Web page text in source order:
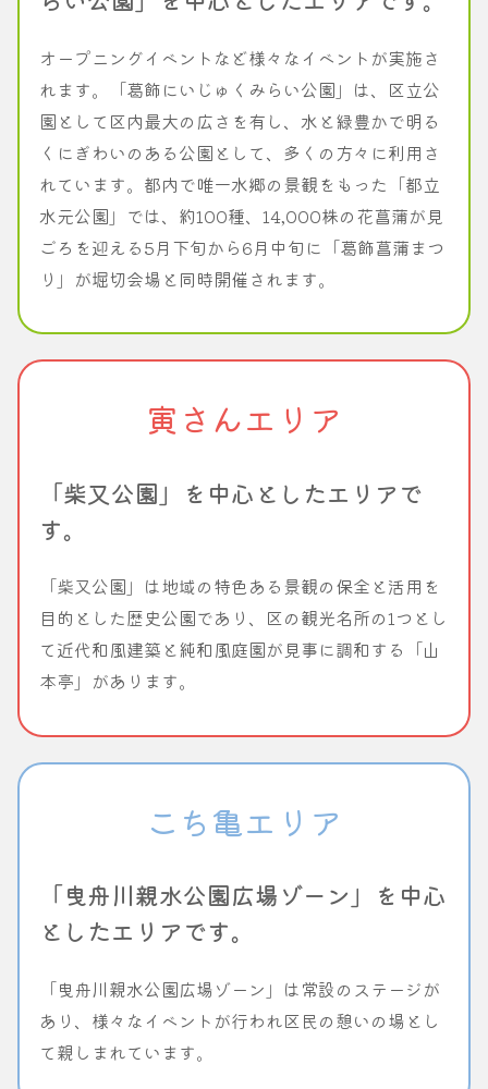
オープニングイベントなど様々なイベントが実施さ
れます。「葛飾にいじゅくみらい公園」は、区立公
園として区内最大の広さを有し、水と緑豊かで明る
くにぎわいのある公園として、多くの方々に利用さ
れています。都内で唯一水郷の景観をもった「都立
水元公園」では、約100種、14,000株の花菖蒲が見
ごろを迎える5月下旬から6月中旬に「葛飾菖蒲まつ
り」が堀切会場と同時開催されます。
寅さんエリア
「柴又公園」を中心としたエリアで
す。
「柴又公園」は地域の特色ある景観の保全と活用を
目的とした歴史公園であり、区の観光名所の1つとし
て近代和風建築と純和風庭園が見事に調和する「山
本亭」があります。
こち亀エリア
「曳舟川親水公園広場ゾーン」を中心
としたエリアです。
「曳舟川親水公園広場ゾーン」は常設のステージが
あり、様々なイベントが行われ区民の憩いの場とし
て親しまれています。